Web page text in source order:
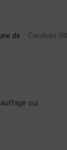
de :
Canduas
oui